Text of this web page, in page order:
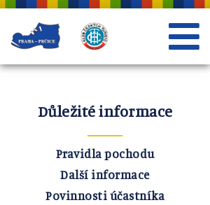
Důležité informace
Pravidla pochodu
Další informace
Povinnosti účastníka